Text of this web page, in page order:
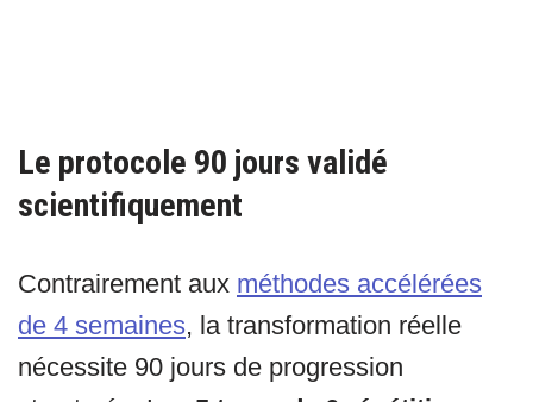
Le protocole 90 jours validé
scientifiquement
Contrairement aux méthodes accélérées
de 4 semaines, la transformation réelle
nécessite 90 jours de progression